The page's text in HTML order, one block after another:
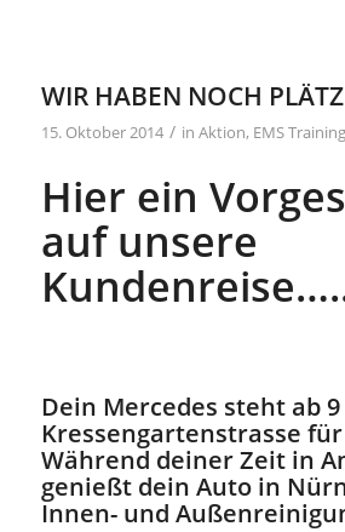
WIR HABEN NOCH
15. Oktober 2014 / in Aktion, EMS Training
Hier ein
auf unsere
Dein Mercedes steht ab
Kressengartenstrasse
Während deiner Zeit in
genießt dein Auto in
Innen- und